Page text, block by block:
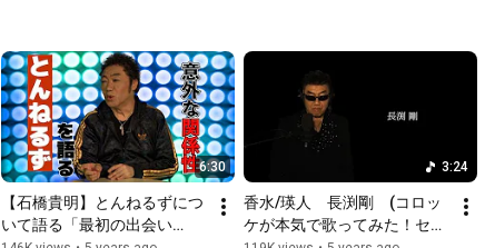
6:30
【石橋貴明】とんねるずにつ
いて語る「最初の出会い
3:24
香水/瑛人　長渕剛　(コロッ
ケが本気で歌ってみた！セ